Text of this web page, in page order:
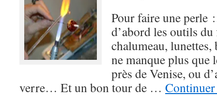
Pour faire une
d’abord les outils
chalumeau,
ne manque plus
près de Venise, ou
verre… Et un bon tour de …